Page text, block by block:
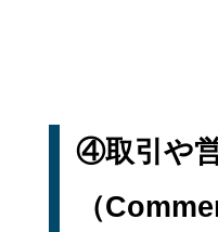
④取引や
（